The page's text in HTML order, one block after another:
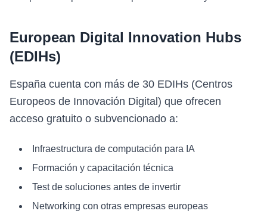
European Digital Innovation Hubs
(EDIHs)
España cuenta con más de 30 EDIHs (Centros
Europeos de Innovación Digital) que ofrecen
acceso gratuito o subvencionado a:
Infraestructura de computación para IA
Formación y capacitación técnica
Test de soluciones antes de invertir
Networking con otras empresas europeas